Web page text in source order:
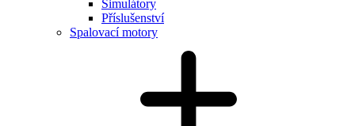
Simulátory
Příslušenství
Spalovací motory